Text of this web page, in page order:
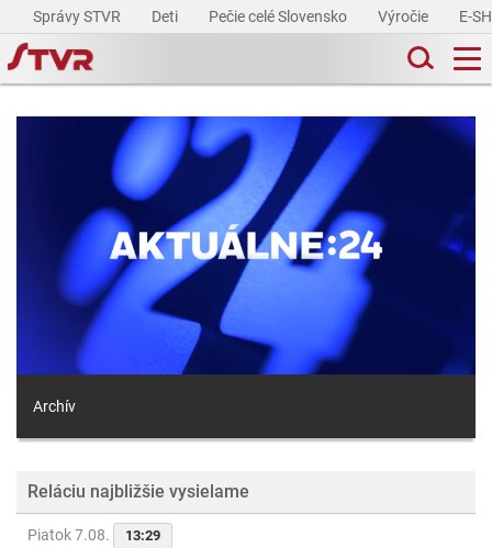
Správy STVR Deti Pečie celé Slovensko Výročie E-
Archív
Reláciu najbližšie vysielame
Piatok 7.08. 13:29